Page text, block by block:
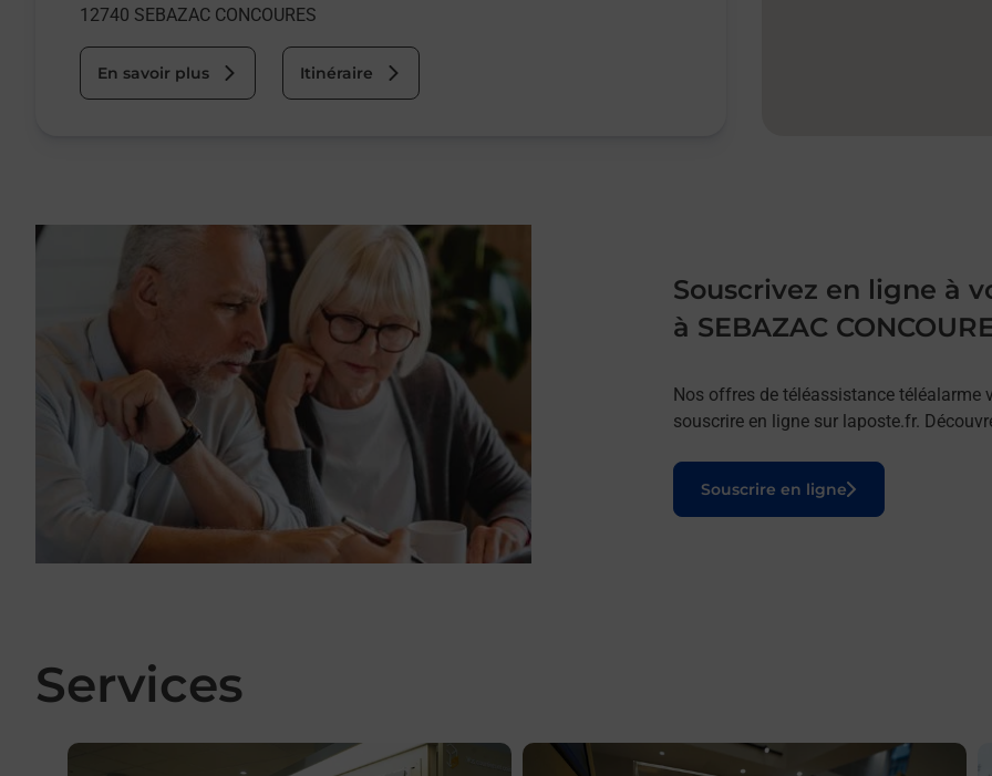
12740 SEBAZAC CONCOURES
En savoir plus Itinéraire
Souscrivez en ligne à
à SEBAZAC
Nos offres de téléassistance téléalarme
souscrire en ligne sur laposte.fr.
Souscrire en ligne
Le lien s'ouvre dans un nouvel onglet
Services
En savoir plus En savoir plus